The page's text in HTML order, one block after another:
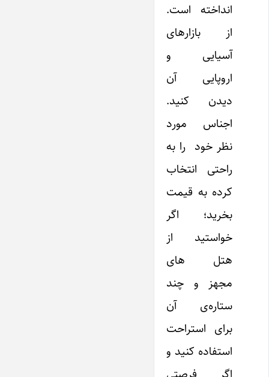
انداخته است.
از بازارهای
آسیایی و
اروپایی آن
دیدن کنید.
اجناس مورد
نظر خود را به
راحتی انتخاب
کرده به قیمت
بخرید؛ اگر
خواستید از
هتل های
مجهز و چند
ستاره‌ی آن
برای استراحت
استفاده کنید و